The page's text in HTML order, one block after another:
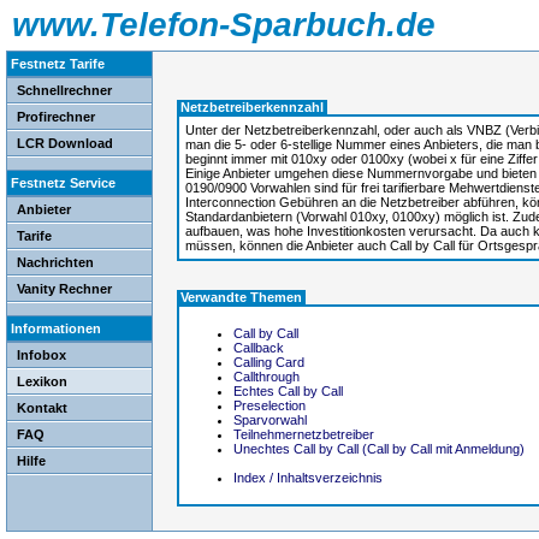
www.Telefon-Sparbuch.de
Festnetz Tarife
Schnellrechner
Profirechner
LCR Download
Festnetz Service
Anbieter
Tarife
Nachrichten
Vanity Rechner
Informationen
Infobox
Lexikon
Kontakt
FAQ
Hilfe
Netzbetreiberkennzahl
Unter der Netzbetreiberkennzahl, oder auch als VNBZ
man die 5- oder 6-stellige Nummer eines Anbieters, die man
beginnt immer mit 010xy oder 0100xy (wobei x für eine
Einige Anbieter umgehen diese Nummernvorgabe und
0190/0900 Vorwahlen sind für frei tarifierbare
Interconnection Gebühren an die Netzbetreiber abführen,
Standardanbietern (Vorwahl 010xy, 0100xy) möglich ist.
aufbauen, was hohe Investitionkosten verursacht. Da auch
müssen, können die Anbieter auch Call by Call für
Verwandte Themen
Call by Call
Callback
Calling Card
Callthrough
Echtes Call by Call
Preselection
Sparvorwahl
Teilnehmernetzbetreiber
Unechtes Call by Call (Call by Call mit Anmeldung)
Index / Inhaltsverzeichnis